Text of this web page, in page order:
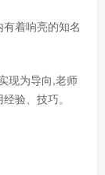
着响亮的知名
现为导向,老师
验、技巧。